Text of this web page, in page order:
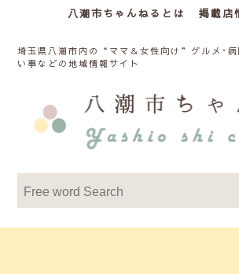
八潮市ちゃんねるとは 掲載店
埼玉県八潮市内の“ママ＆女性向け”グルメ･病
い事などの地域情報サイト